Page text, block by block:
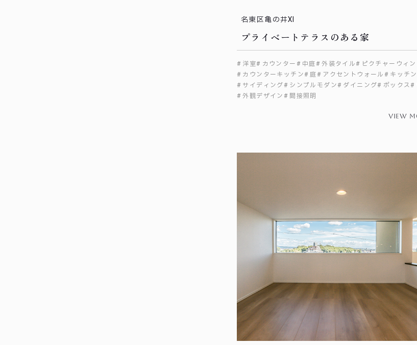
名東区亀の井Ⅺ
プライベートテラスのある家
洋室 カウンター 中庭 外装タイル
ピクチャーウィン
カウンターキッチン
庭 アクセントウォール
キッチン
サイディング
シンプルモダン ダイニング ボックス
外観デザイン
間接照明
view